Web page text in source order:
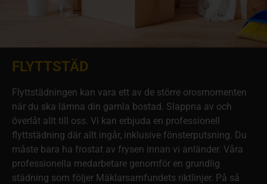
FLYTTSTÄD
Flyttstädningen kan vara ett av de större orosmomenten
när du ska lämna din gamla bostad. Slappna av och
överlåt allt till oss. Vi kan erbjuda en professionell
flyttstädning där allt ingår, inklusive fönsterputsning. Du
måste bara ha frostat av frysen innan vi anländer. Våra
professionella medarbetare genomför en grundlig
städning som följer Mäklarsamfundets riktlinjer. På så